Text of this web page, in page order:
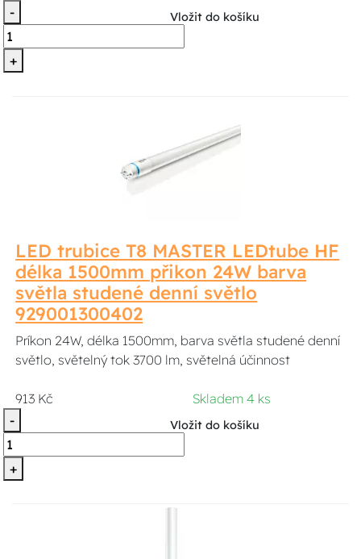
-
+
Vložit do košíku
LED trubice T8 MASTER LEDtube HF
délka 1500mm přikon 24W barva
světla studené denní světlo
929001300402
Príkon 24W, délka 1500mm, barva světla studené denní
světlo, světelný tok 3700 lm, světelná účinnost
913 Kč
Skladem 4 ks
-
+
Vložit do košíku